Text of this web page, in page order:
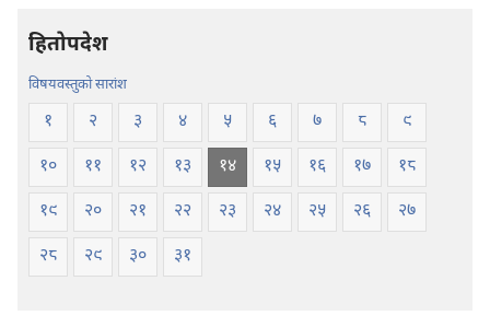
हितोपदेश
विषयवस्तुको सारांश
१ २ ३ ४ ५ ६ ७ ८
९
१०
११ १२ १३ १४ १५ १६ १७
१८
१९
२० २१ २२ २३ २४ २५ २६
२७
२८
२९ ३० ३१